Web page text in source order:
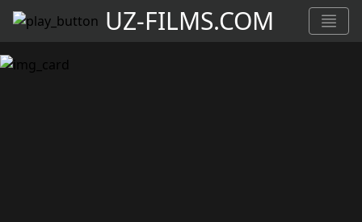
UZ-FILMS.COM